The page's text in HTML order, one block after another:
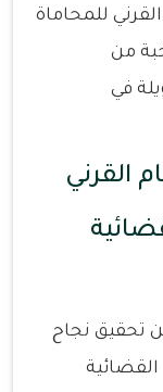
للمحاماة
من
في
القرني
تحقيق نجاح